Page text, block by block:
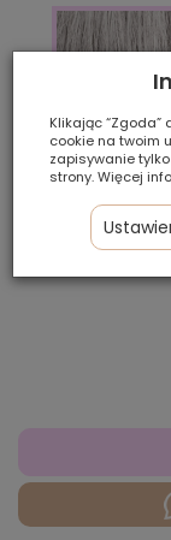
Klikając
cookie na twoim
zapisywanie
strony. Więcej